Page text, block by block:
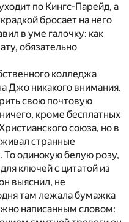
по Кингс-Парейд, а
бросает на него
в уме галочку: как
обязательно
колледжа
Джо никакого внимания.
свою почтовую
кроме бесплатных
союза, но в
странные
одинокую белую розу,
ключей с цитатой из
выяснил, не
там лежала бумажка
написанным словом: